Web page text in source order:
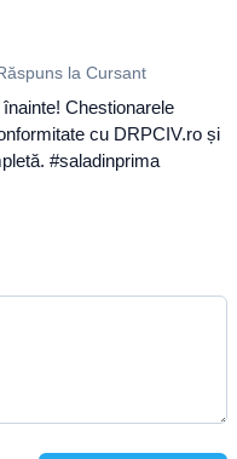
la Cursant
Chestionarele
cu DRPCIV.ro și
#saladinprima